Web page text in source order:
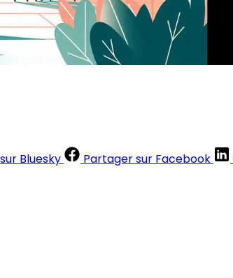
Bluesky Partager sur Facebook